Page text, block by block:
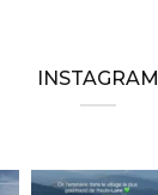
INSTAGRAM